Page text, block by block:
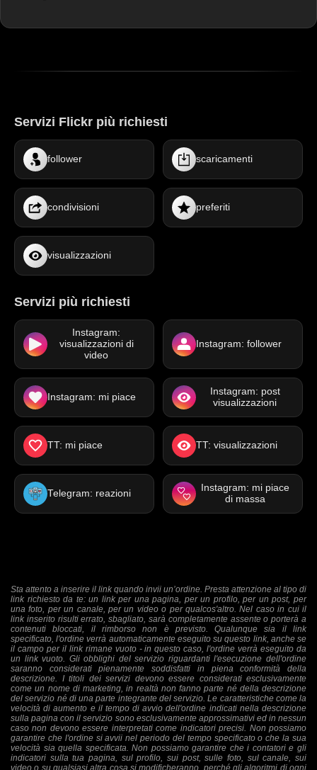
Servizi Flickr più richiesti
follower scaricamenti
condivisioni preferiti
visualizzazioni
Servizi più richiesti
Instagram:
visualizzazioni di
video
Instagram: follower
Instagram: mi piace
Instagram: post
visualizzazioni
TT: mi piace TT: visualizzazioni
Telegram: reazioni
Instagram: mi piace
di massa
Sta attento a inserire il link quando invii un’ordine. Presta attenzione al tipo di
link richiesto da te: un link per una pagina, per un profilo, per un post, per
una foto, per un canale, per un video o per qualcos'altro. Nel caso in cui il
link inserito risulti errato, sbagliato, sarà completamente assente o porterà a
contenuti bloccati, il rimborso non è previsto. Qualunque sia il link
specificato, l'ordine verrà automaticamente eseguito su questo link, anche se
il campo per il link rimane vuoto - in questo caso, l'ordine verrà eseguito da
un link vuoto. Gli obblighi del servizio riguardanti l'esecuzione dell'ordine
saranno considerati pienamente soddisfatti in piena conformità della
descrizione. I titoli dei servizi devono essere considerati esclusivamente
come un nome di marketing, in realtà non fanno parte né della descrizione
del servizio né di una parte integrante del servizio. Le caratteristiche come la
velocità di aumento e il tempo di avvio dell'ordine indicati nella descrizione
sulla pagina con il servizio sono esclusivamente approssimativi ed in nessun
caso non devono essere interpretati come indicatori precisi. Non possiamo
garantire che l'ordine si avvii nel periodo del tempo specificato o che la sua
velocità sia quella specificata. Non possiamo garantire che i contatori e gli
indicatori sulla tua pagina, sul profilo, sui post, sulle foto, sul canale, sui
video o su qualsiasi altra cosa si modificheranno, perché gli algoritmi di ogni